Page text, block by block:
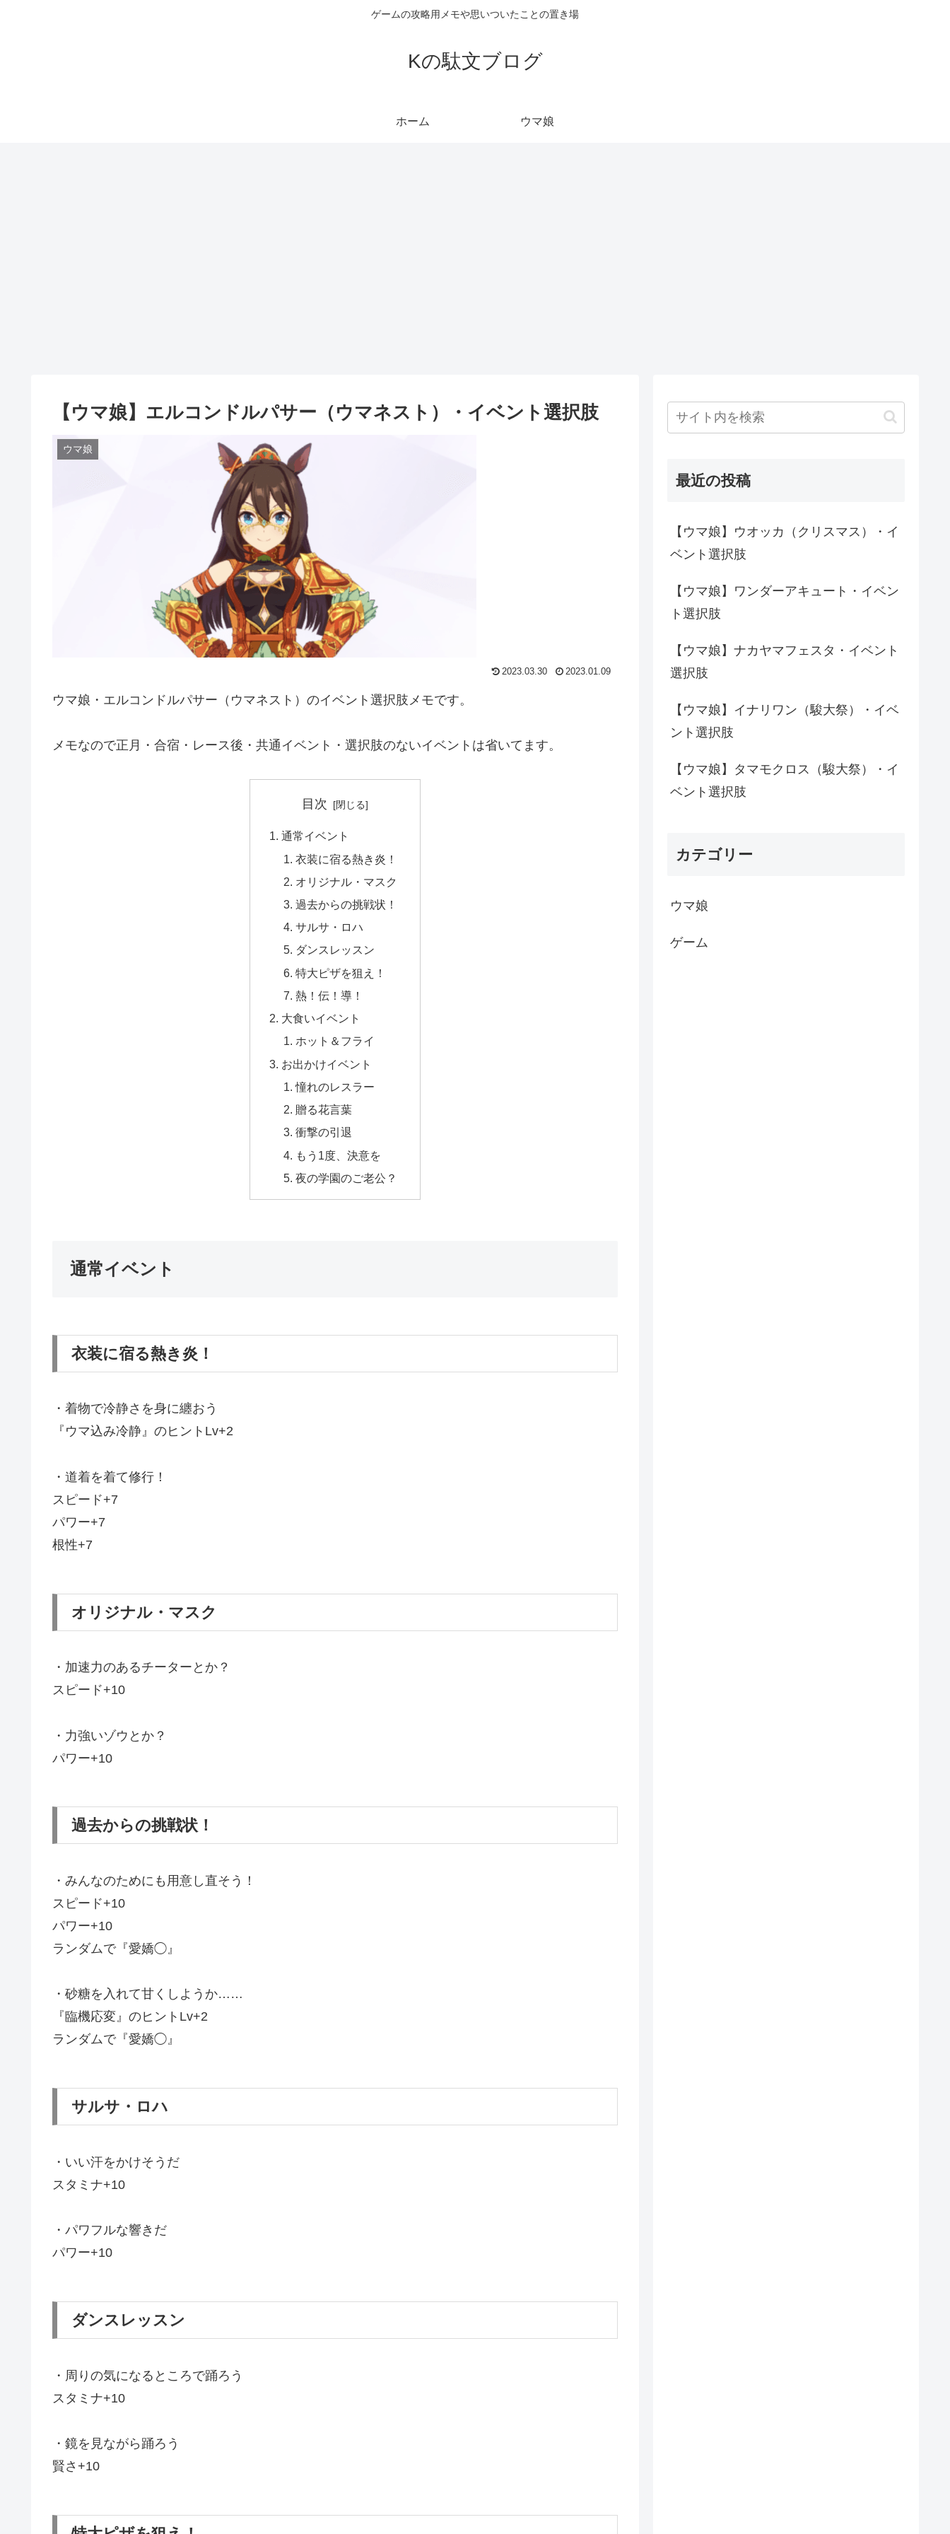
ゲームの攻略用メモや思いついたことの置き場
Kの駄文ブログ
ホーム ウマ娘
【ウマ娘】エルコンドルパサー（ウマネスト）・イベント選択肢
ウマ娘
2023.03.30 2023.01.09
ウマ娘・エルコンドルパサー（ウマネスト）のイベント選択肢メモです。
メモなので正月・合宿・レース後・共通イベント・選択肢のないイベントは省いてます。
目次
通常イベント
衣装に宿る熱き炎！
オリジナル・マスク
過去からの挑戦状！
サルサ・ロハ
ダンスレッスン
特大ピザを狙え！
熱！伝！導！
大食いイベント
ホット＆フライ
お出かけイベント
憧れのレスラー
贈る花言葉
衝撃の引退
もう1度、決意を
夜の学園のご老公？
通常イベント
衣装に宿る熱き炎！
・着物で冷静さを身に纏おう
『ウマ込み冷静』のヒントLv+2
・道着を着て修行！
スピード+7
パワー+7
根性+7
オリジナル・マスク
・加速力のあるチーターとか？
スピード+10
・力強いゾウとか？
パワー+10
過去からの挑戦状！
・みんなのためにも用意し直そう！
スピード+10
パワー+10
ランダムで『愛嬌◯』
・砂糖を入れて甘くしようか……
『臨機応変』のヒントLv+2
ランダムで『愛嬌◯』
サルサ・ロハ
・いい汗をかけそうだ
スタミナ+10
・パワフルな響きだ
パワー+10
ダンスレッスン
・周りの気になるところで踊ろう
スタミナ+10
・鏡を見ながら踊ろう
賢さ+10
最近の投稿
【ウマ娘】ウオッカ（クリスマス）・イ
ベント選択肢
【ウマ娘】ワンダーアキュート・イベン
ト選択肢
【ウマ娘】ナカヤマフェスタ・イベント
選択肢
【ウマ娘】イナリワン（駿大祭）・イベ
ント選択肢
【ウマ娘】タマモクロス（駿大祭）・イ
ベント選択肢
カテゴリー
ウマ娘
ゲーム